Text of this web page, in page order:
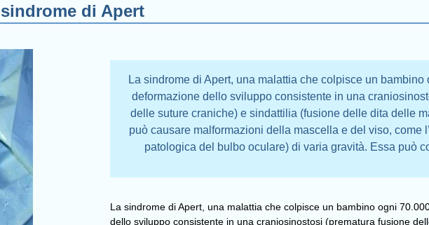
di Apert
La sindrome di Apert, una malattia che colpisce un bambino
deformazione dello sviluppo consistente in una
delle suture craniche) e sindattilia (fusione delle dita delle
può causare malformazioni della mascella e del viso, come
patologica del bulbo oculare) di varia gravità. Essa può
La sindrome di Apert, una malattia che colpisce un bambino ogni
dello sviluppo consistente in una craniosinostosi (prematura fusione